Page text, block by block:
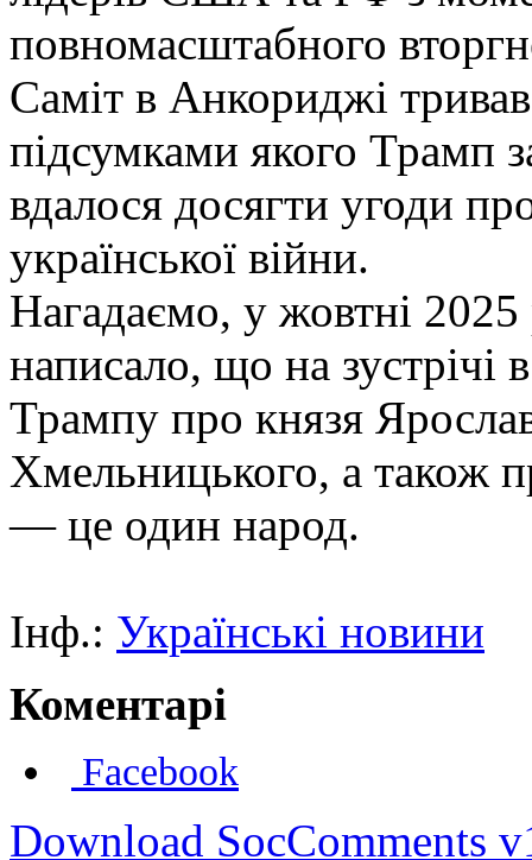
повномасштабного
Саміт в Анкориджі
підсумками якого Трамп
вдалося досягти угоди
української війни.
Нагадаємо, у жовтні
написало, що на зустрічі
Трампу про князя
Хмельницького, а також
— це один народ.
Інф.: Українські новини
Коментарі
Facebook
Download SocComments